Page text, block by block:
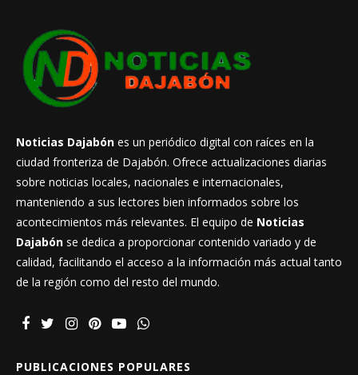
Noticias Dajabón es un periódico digital con raíces en la
ciudad fronteriza de Dajabón. Ofrece actualizaciones diarias
sobre noticias locales, nacionales e internacionales,
manteniendo a sus lectores bien informados sobre los
acontecimientos más relevantes. El equipo de Noticias
Dajabón se dedica a proporcionar contenido variado y de
calidad, facilitando el acceso a la información más actual tanto
de la región como del resto del mundo.
PUBLICACIONES POPULARES